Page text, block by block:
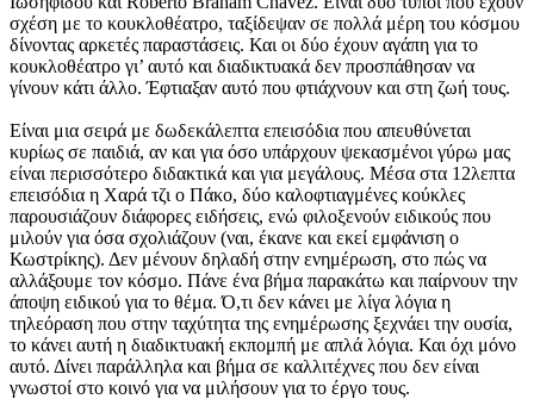
σχέση με το κουκλοθέατρο, ταξίδεψαν σε πολλά μέρη του κόσμου
δίνοντας αρκετές παραστάσεις. Και οι δύο έχουν αγάπη για το
κουκλοθέατρο γι’ αυτό και διαδικτυακά δεν προσπάθησαν να
γίνουν κάτι άλλο. Έφτιαξαν αυτό που φτιάχνουν και στη ζωή τους.
Είναι μια σειρά με δωδεκάλεπτα επεισόδια που απευθύνεται
κυρίως σε παιδιά, αν και για όσο υπάρχουν ψεκασμένοι γύρω μας
είναι περισσότερο διδακτικά και για μεγάλους. Μέσα στα 12λεπτα
επεισόδια η Χαρά τζι ο Πάκο, δύο καλοφτιαγμένες κούκλες
παρουσιάζουν διάφορες ειδήσεις, ενώ φιλοξενούν ειδικούς που
μιλούν για όσα σχολιάζουν (ναι, έκανε και εκεί εμφάνιση ο
Κωστρίκης). Δεν μένουν δηλαδή στην ενημέρωση, στο πώς να
αλλάξουμε τον κόσμο. Πάνε ένα βήμα παρακάτω και παίρνουν την
άποψη ειδικού για το θέμα. Ό,τι δεν κάνει με λίγα λόγια η
τηλεόραση που στην ταχύτητα της ενημέρωσης ξεχνάει την ουσία,
το κάνει αυτή η διαδικτυακή εκπομπή με απλά λόγια. Και όχι μόνο
αυτό. Δίνει παράλληλα και βήμα σε καλλιτέχνες που δεν είναι
γνωστοί στο κοινό για να μιλήσουν για το έργο τους.